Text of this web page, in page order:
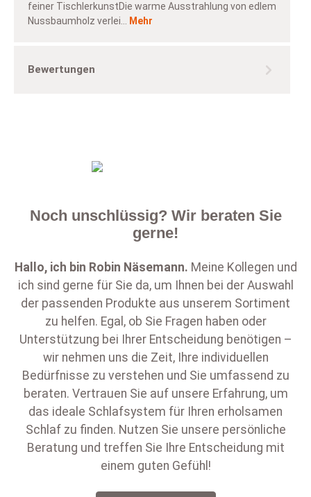
feiner TischlerkunstDie warme Ausstrahlung von edlem
Nussbaumholz verlei…
Mehr
Bewertungen
Noch unschlüssig? Wir beraten Sie
gerne!
Hallo, ich bin Robin Näsemann. Meine Kollegen und
ich sind gerne für Sie da, um Ihnen bei der Auswahl
der passenden Produkte aus unserem Sortiment
zu helfen. Egal, ob Sie Fragen haben oder
Unterstützung bei Ihrer Entscheidung benötigen –
wir nehmen uns die Zeit, Ihre individuellen
Bedürfnisse zu verstehen und Sie umfassend zu
beraten. Vertrauen Sie auf unsere Erfahrung, um
das ideale Schlafsystem für Ihren erholsamen
Schlaf zu finden. Nutzen Sie unsere persönliche
Beratung und treffen Sie Ihre Entscheidung mit
einem guten Gefühl!